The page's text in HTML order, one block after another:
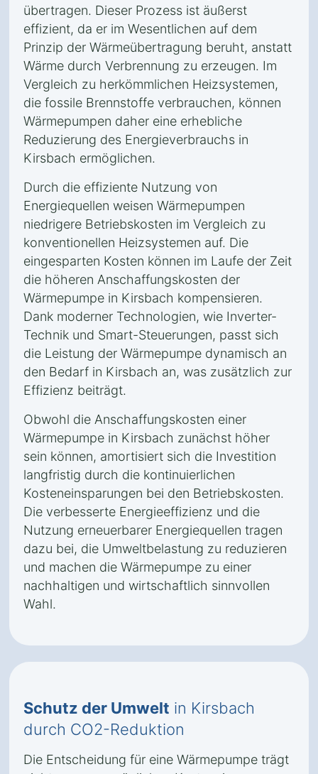
übertragen. Dieser Prozess ist äußerst
effizient, da er im Wesentlichen auf dem
Prinzip der Wärmeübertragung beruht, anstatt
Wärme durch Verbrennung zu erzeugen. Im
Vergleich zu herkömmlichen Heizsystemen,
die fossile Brennstoffe verbrauchen, können
Wärmepumpen daher eine erhebliche
Reduzierung des Energieverbrauchs in
Kirsbach ermöglichen.
Durch die effiziente Nutzung von
Energiequellen weisen Wärmepumpen
niedrigere Betriebskosten im Vergleich zu
konventionellen Heizsystemen auf. Die
eingesparten Kosten können im Laufe der Zeit
die höheren Anschaffungskosten der
Wärmepumpe in Kirsbach kompensieren.
Dank moderner Technologien, wie Inverter-
Technik und Smart-Steuerungen, passt sich
die Leistung der Wärmepumpe dynamisch an
den Bedarf in Kirsbach an, was zusätzlich zur
Effizienz beiträgt.
Obwohl die Anschaffungskosten einer
Wärmepumpe in Kirsbach zunächst höher
sein können, amortisiert sich die Investition
langfristig durch die kontinuierlichen
Kosteneinsparungen bei den Betriebskosten.
Die verbesserte Energieeffizienz und die
Nutzung erneuerbarer Energiequellen tragen
dazu bei, die Umweltbelastung zu reduzieren
und machen die Wärmepumpe zu einer
nachhaltigen und wirtschaftlich sinnvollen
Wahl.
Schutz der Umwelt in Kirsbach
durch CO2-Reduktion
Die Entscheidung für eine Wärmepumpe trägt